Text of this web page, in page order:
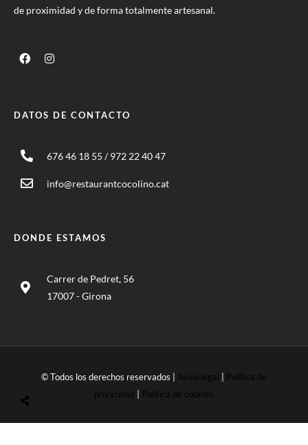
de proximidad y de forma totalmente artesanal.
DATOS DE CONTACTO
676 46 18 55 / 972 22 40 47
info@restaurantcocolino.cat
DONDE ESTAMOS
Carrer de Pedret, 56
17007 - Girona
© Todos los derechos reservados | Aviso legal | Política de
privacidad | Política de cookies